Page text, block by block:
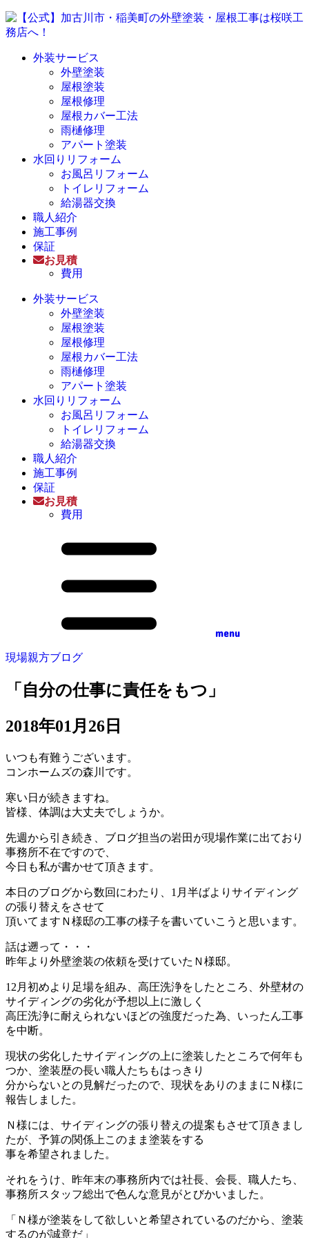
外装サービス
外壁塗装
屋根塗装
屋根修理
屋根カバー工法
雨樋修理
アパート塗装
水回りリフォーム
お風呂リフォーム
トイレリフォーム
給湯器交換
職人紹介
施工事例
保証
お見積
費用
外装サービス
外壁塗装
屋根塗装
屋根修理
屋根カバー工法
雨樋修理
アパート塗装
水回りリフォーム
お風呂リフォーム
トイレリフォーム
給湯器交換
職人紹介
施工事例
保証
お見積
費用
menu
現場親方ブログ
「自分の仕事に責任をもつ」
2018年01月26日
いつも有難うございます。
コンホームズの森川です。
寒い日が続きますね。
皆様、体調は大丈夫でしょうか。
先週から引き続き、ブログ担当の岩田が現場作業に出ており
事務所不在ですので、
今日も私が書かせて頂きます。
本日のブログから数回にわたり、1月半ばよりサイディング
の張り替えをさせて
頂いてますＮ様邸の工事の様子を書いていこうと思います。
話は遡って・・・
昨年より外壁塗装の依頼を受けていたＮ様邸。
12月初めより足場を組み、高圧洗浄をしたところ、外壁材の
サイディングの劣化が予想以上に激しく
高圧洗浄に耐えられないほどの強度だった為、いったん工事
を中断。
現状の劣化したサイディングの上に塗装したところで何年も
つか、塗装歴の長い職人たちもはっきり
分からないとの見解だったので、現状をありのままにＮ様に
報告しました。
Ｎ様には、サイディングの張り替えの提案もさせて頂きまし
たが、予算の関係上このまま塗装をする
事を希望されました。
それをうけ、昨年末の事務所内では社長、会長、職人たち、
事務所スタッフ総出で色んな意見がとびかいました。
「Ｎ様が塗装をして欲しいと希望されているのだから、塗装
するのが誠意だ」